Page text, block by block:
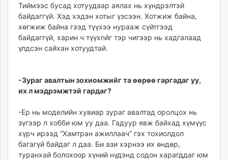
Тиймээс бусад хотуудаар аялах нь хүндрэлтэй
байдаггүй. Хэд хэдэн хотыг үзсээн. Хотжиж байна,
хөгжиж байна гээд түүхээ нурааж сүйтгээд
байдаггүй, харин ч түүхnйг тэр чигээр нь хадгалаад
үлдсэн сайхан хотуудтай.
-Зураг авалтын зохиомжийг та өөрөө гаргадаг уу,
их л мэдрэмжтэй гардаг?
-Ер нь моделийн хувиар зураг авалтад оролцох нь
зүгээр л хобби юм уу даа. Гадуур явж байхад хүмүүс
хүрч ирээд “Хамтран ажиллаач” гэх тохиолдол
багагүй байдаг л даа. Би ази хэрнээ их өндөр,
туранхай болохоор хүний нүдэнд содон харагддаг юм